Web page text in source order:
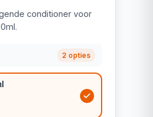
conditioner voor
2 opties